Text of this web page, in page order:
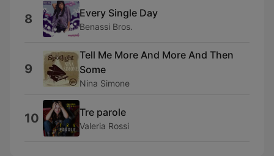
8 Every Single Day
Benassi Bros.
9
Tell Me More And More And Then
Some
Nina Simone
10 Tre parole
Valeria Rossi